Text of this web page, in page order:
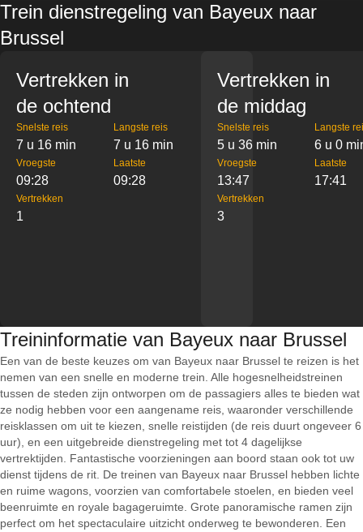
Trein dienstregeling van Bayeux naar
Brussel
Vertrekken in
de ochtend
Snelste reis
7 u 16 min
Langste reis
7 u 16 min
Vroegste
09:28
Laatste
09:28
Vertrekken
1
Vertrekken in
de middag
Snelste reis
5 u 36 min
Langste
6 u 0
Vroegste
13:47
Laatste
17:41
Vertrekken
3
Treininformatie van Bayeux naar Brussel
Een van de beste keuzes om van Bayeux naar Brussel te reizen is het
nemen van een snelle en moderne trein. Alle hogesnelheidstreinen
tussen de steden zijn ontworpen om de passagiers alles te bieden wat
ze nodig hebben voor een aangename reis, waaronder verschillende
reisklassen om uit te kiezen, snelle reistijden (de reis duurt ongeveer 6
uur), en een uitgebreide dienstregeling met tot 4 dagelijkse
vertrektijden. Fantastische voorzieningen aan boord staan ook tot uw
dienst tijdens de rit. De treinen van Bayeux naar Brussel hebben lichte
en ruime wagons, voorzien van comfortabele stoelen, en bieden veel
beenruimte en royale bagageruimte. Grote panoramische ramen zijn
perfect om het spectaculaire uitzicht onderweg te bewonderen. Een